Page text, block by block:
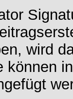
wird
können